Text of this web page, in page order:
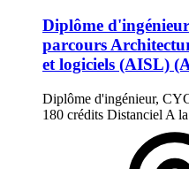
Diplôme
parcours
et logiciels (AISL)
Diplôme d'ingénieur,
180 crédits Distanciel A